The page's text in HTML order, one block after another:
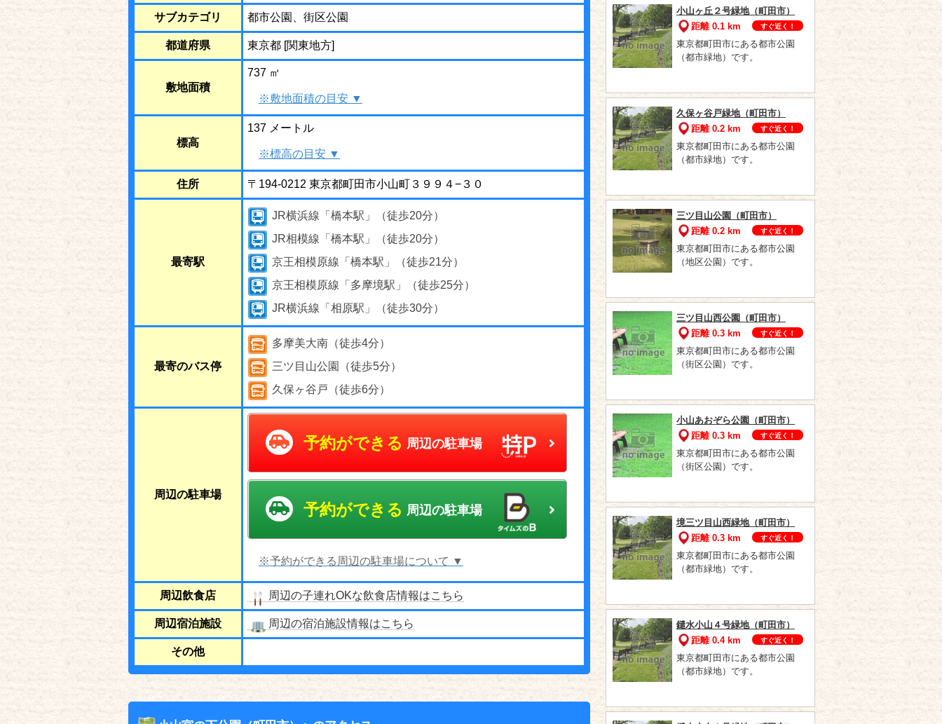
サブカテゴリ 都市公園、街区公園
都道府県 東京都 [関東地方]
敷地面積
737 ㎡
※敷地面積の目安 ▼
標高
137 メートル
※標高の目安 ▼
住所 〒194-0212 東京都町田市小山町３９９４−３０
最寄駅
JR横浜線「橋本駅」（徒歩20分）
JR相模線「橋本駅」（徒歩20分）
京王相模原線「橋本駅」（徒歩21分）
京王相模原線「多摩境駅」（徒歩25分）
JR横浜線「相原駅」（徒歩30分）
最寄のバス停
多摩美大南（徒歩4分）
三ツ目山公園（徒歩5分）
久保ヶ谷戸（徒歩6分）
周辺の駐車場
予約ができる 周辺の駐車場
予約ができる 周辺の駐車場
※予約ができる周辺の駐車場について ▼
周辺飲食店 周辺の子連れOKな飲食店情報はこちら
周辺宿泊施設 周辺の宿泊施設情報はこちら
その他
小山ヶ丘２号緑地（町田市）
距離 0.1 km
すぐ近く！
東京都町田市にある都市公園
（都市緑地）です。
久保ヶ谷戸緑地（町田市）
距離 0.2 km
すぐ近く！
東京都町田市にある都市公園
（都市緑地）です。
三ツ目山公園（町田市）
距離 0.2 km
すぐ近く！
東京都町田市にある都市公園
（地区公園）です。
三ツ目山西公園（町田市）
距離 0.3 km
すぐ近く！
東京都町田市にある都市公園
（街区公園）です。
小山あおぞら公園（町田市）
距離 0.3 km
すぐ近く！
東京都町田市にある都市公園
（街区公園）です。
境三ツ目山西緑地（町田市）
距離 0.3 km
すぐ近く！
東京都町田市にある都市公園
（都市緑地）です。
鑓水小山４号緑地（町田市）
距離 0.4 km
すぐ近く！
東京都町田市にある都市公園
（都市緑地）です。